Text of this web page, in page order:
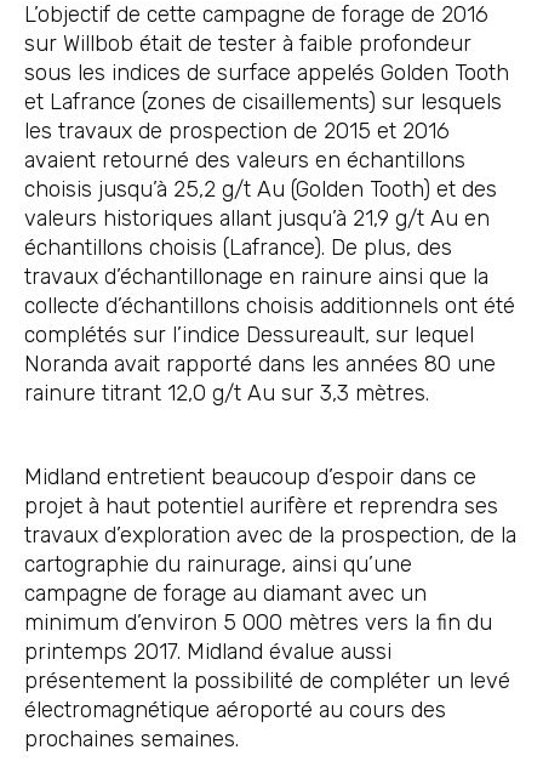
L’objectif de cette campagne de forage de 2016
sur Willbob était de tester à faible profondeur
sous les indices de surface appelés Golden Tooth
et Lafrance (zones de cisaillements) sur lesquels
les travaux de prospection de 2015 et 2016
avaient retourné des valeurs en échantillons
choisis jusqu’à 25,2 g/t Au (Golden Tooth) et des
valeurs historiques allant jusqu’à 21,9 g/t Au en
échantillons choisis (Lafrance). De plus, des
travaux d’échantillonage en rainure ainsi que la
collecte d’échantillons choisis additionnels ont été
complétés sur l’indice Dessureault, sur lequel
Noranda avait rapporté dans les années 80 une
rainure titrant 12,0 g/t Au sur 3,3 mètres.
Midland entretient beaucoup d’espoir dans ce
projet à haut potentiel aurifère et reprendra ses
travaux d’exploration avec de la prospection, de la
cartographie du rainurage, ainsi qu’une
campagne de forage au diamant avec un
minimum d’environ 5 000 mètres vers la fin du
printemps 2017. Midland évalue aussi
présentement la possibilité de compléter un levé
électromagnétique aéroporté au cours des
prochaines semaines.